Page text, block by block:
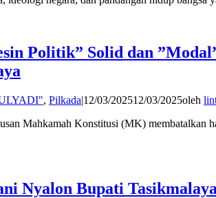
Politik” Solid dan
, Pilkada|12/03/202512/03/2025oleh
Mahkamah Konstitusi (MK) membatalkan
Nyalon Bupati